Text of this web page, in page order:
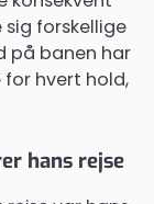
forskellige
på banen har
hvert hold,
hans rejse